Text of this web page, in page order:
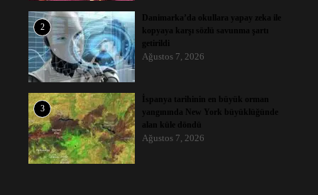
2
Danimarka’da okullara yapay zeka ile
kopyaya karşı sözlü savunma şartı
getirildi
Ağustos 7, 2026
3
İspanya tarihinin en büyük orman
yangınında New York büyüklüğünde
alan küle döndü
Ağustos 7, 2026